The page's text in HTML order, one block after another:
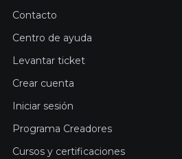
Contacto
Centro de ayuda
Levantar ticket
Crear cuenta
Iniciar sesión
Programa Creadores
Cursos y certificaciones